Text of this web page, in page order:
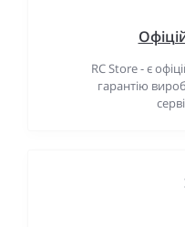
RC Store - є
гарантію